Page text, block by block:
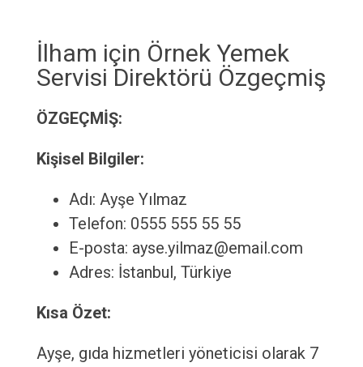
İlham için Örnek Yemek
Servisi Direktörü Özgeçmiş
ÖZGEÇMİŞ:
Kişisel Bilgiler:
Adı: Ayşe Yılmaz
Telefon: 0555 555 55 55
E-posta: ayse.yilmaz@email.com
Adres: İstanbul, Türkiye
Kısa Özet:
Ayşe, gıda hizmetleri yöneticisi olarak 7